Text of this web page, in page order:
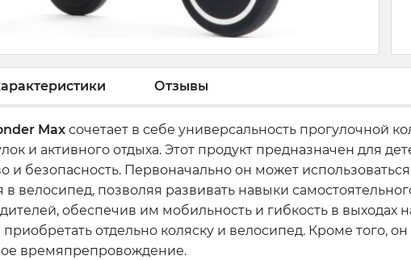
Отзывы
Max сочетает в себе универсальность прогулочной
и активного отдыха. Этот продукт предназначен для
и безопасность. Первоначально он может
велосипед, позволяя развивать навыки
обеспечив им мобильность и гибкость в выходах
приобретать отдельно коляску и велосипед. Кроме того,
времяпрепровождение.